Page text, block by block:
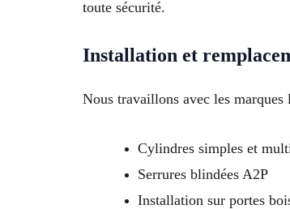
toute sécurité.
Installation et
Nous travaillons avec les marques
Cylindres simples et
Serrures blindées A2P
Installation sur portes